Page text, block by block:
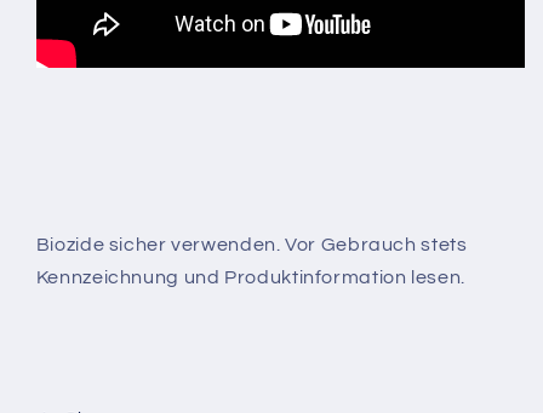
Biozide sicher verwenden. Vor Gebrauch stets
Kennzeichnung und Produktinformation lesen.